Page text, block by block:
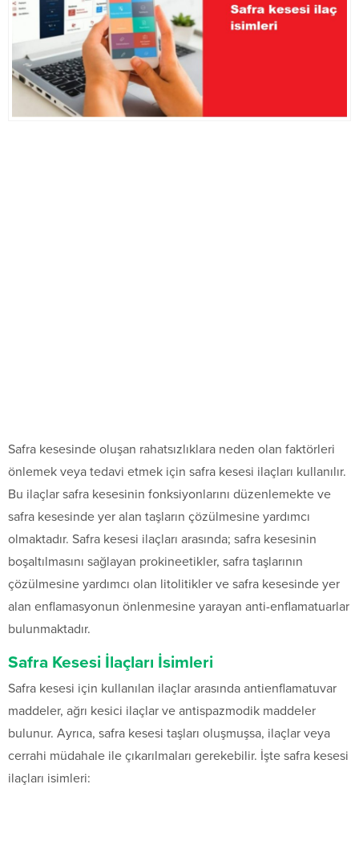
Safra kesesinde oluşan rahatsızlıklara neden olan faktörleri
önlemek veya tedavi etmek için safra kesesi ilaçları kullanılır.
Bu ilaçlar safra kesesinin fonksiyonlarını düzenlemekte ve
safra kesesinde yer alan taşların çözülmesine yardımcı
olmaktadır. Safra kesesi ilaçları arasında; safra kesesinin
boşaltılmasını sağlayan prokineetikler, safra taşlarının
çözülmesine yardımcı olan litolitikler ve safra kesesinde yer
alan enflamasyonun önlenmesine yarayan anti-enflamatuarlar
bulunmaktadır.
Safra Kesesi İlaçları İsimleri
Safra kesesi için kullanılan ilaçlar arasında antienflamatuvar
maddeler, ağrı kesici ilaçlar ve antispazmodik maddeler
bulunur. Ayrıca, safra kesesi taşları oluşmuşsa, ilaçlar veya
cerrahi müdahale ile çıkarılmaları gerekebilir. İşte safra kesesi
ilaçları isimleri: